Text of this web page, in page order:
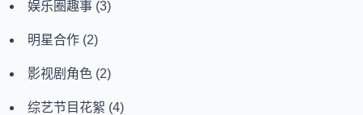
娱乐圈趣事 (3)
明星合作 (2)
影视剧角色 (2)
综艺节目花絮 (4)